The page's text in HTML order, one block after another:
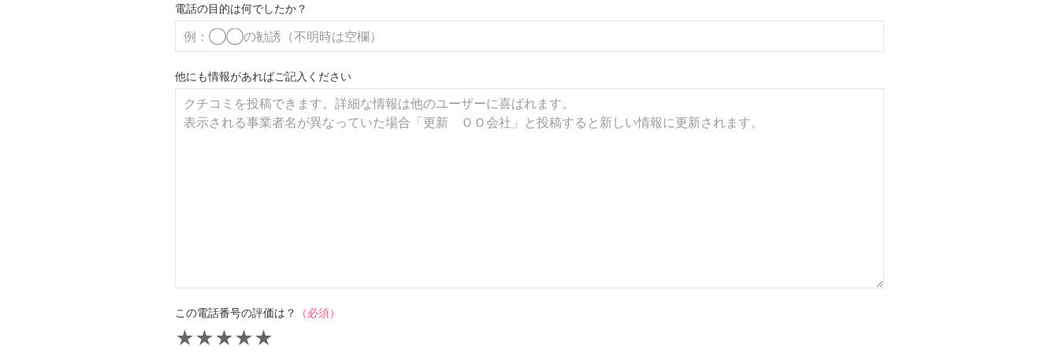
電話の目的は何でしたか？
他にも情報があればご記入ください
この電話番号の評価は？ （必須）
★
★
★
★
★